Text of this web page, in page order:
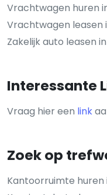
Vrachtwagen huren
Vrachtwagen leasen
Zakelijk auto leasen
Interessante
Vraag hier een link
Zoek op
Kantoorruimte huren